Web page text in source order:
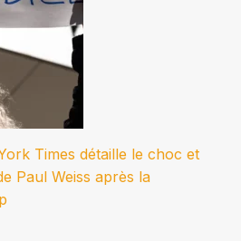
Times détaille le choc et
Paul Weiss après la